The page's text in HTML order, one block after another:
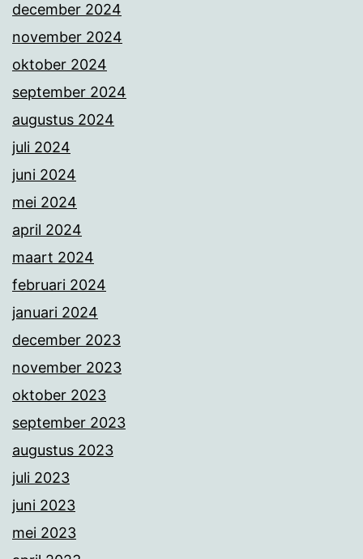
december 2024
november 2024
oktober 2024
september 2024
augustus 2024
juli 2024
juni 2024
mei 2024
april 2024
maart 2024
februari 2024
januari 2024
december 2023
november 2023
oktober 2023
september 2023
augustus 2023
juli 2023
juni 2023
mei 2023